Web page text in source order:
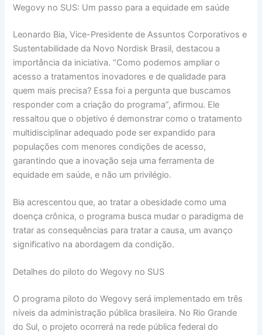
Wegovy no SUS: Um passo para a equidade em saúde
Leonardo Bia, Vice-Presidente de Assuntos Corporativos e
Sustentabilidade da Novo Nordisk Brasil, destacou a
importância da iniciativa. “Como podemos ampliar o
acesso a tratamentos inovadores e de qualidade para
quem mais precisa? Essa foi a pergunta que buscamos
responder com a criação do programa”, afirmou. Ele
ressaltou que o objetivo é demonstrar como o tratamento
multidisciplinar adequado pode ser expandido para
populações com menores condições de acesso,
garantindo que a inovação seja uma ferramenta de
equidade em saúde, e não um privilégio.
Bia acrescentou que, ao tratar a obesidade como uma
doença crônica, o programa busca mudar o paradigma de
tratar as consequências para tratar a causa, um avanço
significativo na abordagem da condição.
Detalhes do piloto do Wegovy no SUS
O programa piloto do Wegovy será implementado em três
níveis da administração pública brasileira. No Rio Grande
do Sul, o projeto ocorrerá na rede pública federal do